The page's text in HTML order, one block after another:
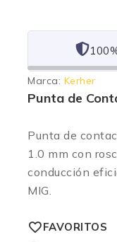
Marca: Kerher
Punta de
Punta de
1.0 mm con
conducción
MIG.
FAVORITOS